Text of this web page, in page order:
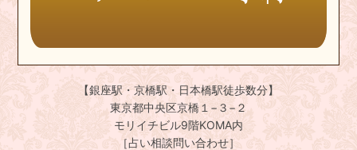
【銀座駅・京橋駅・日本橋駅徒歩数分】
東京都中央区京橋１−３−２
モリイチビル9階KOMA内
［占い相談問い合わせ］